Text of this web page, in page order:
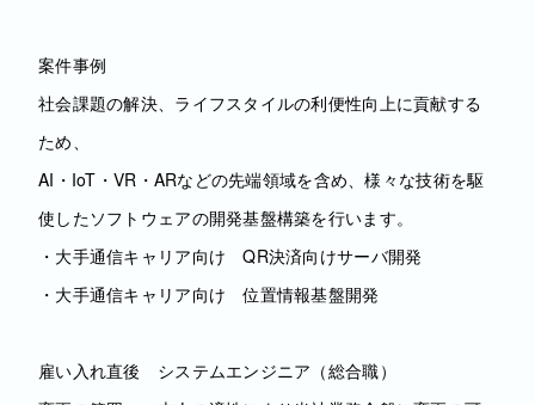
案件事例
社会課題の解決、ライフスタイルの利便性向上に貢献する
ため、
AI・IoT・VR・ARなどの先端領域を含め、様々な技術を駆
使したソフトウェアの開発基盤構築を行います。
・大手通信キャリア向け QR決済向けサーバ開発
・大手通信キャリア向け 位置情報基盤開発
雇い入れ直後 システムエンジニア（総合職）